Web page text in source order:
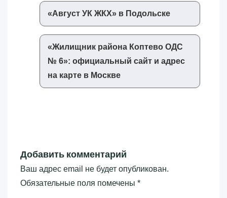
«‎Август УК ЖКХ»‎ в Подольске
«‎Жилищник района Коптево ОДС
№ 6»‎: официальный сайт и адрес
на карте в Москве
Добавить комментарий
Ваш адрес email не будет опубликован.
Обязательные поля помечены *